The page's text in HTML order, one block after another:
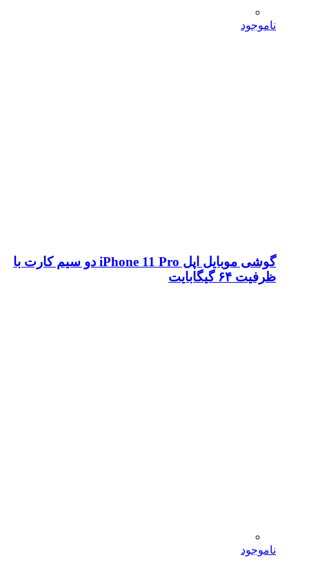
ناموجود
گوشی موبایل اپل iPhone 11 Pro دو سیم کارت با
ظرفیت ۶۴ گیگابایت
ناموجود